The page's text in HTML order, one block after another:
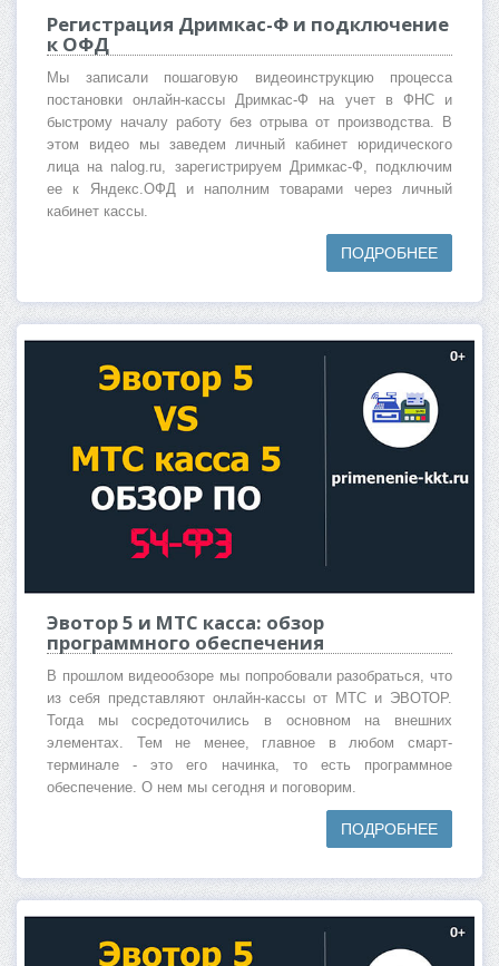
Регистрация Дримкас-Ф и подключение
к ОФД
Мы записали пошаговую видеоинструкцию процесса
постановки онлайн-кассы Дримкас-Ф на учет в ФНС и
быстрому началу работу без отрыва от производства. В
этом видео мы заведем личный кабинет юридического
лица на nalog.ru, зарегистрируем Дримкас-Ф, подключим
ее к Яндекс.ОФД и наполним товарами через личный
кабинет кассы.
ПОДРОБНЕЕ
Эвотор 5 и МТС касса: обзор
программного обеспечения
В прошлом видеообзоре мы попробовали разобраться, что
из себя представляют онлайн-кассы от МТС и ЭВОТОР.
Тогда мы сосредоточились в основном на внешних
элементах. Тем не менее, главное в любом смарт-
терминале - это его начинка, то есть программное
обеспечение. О нем мы сегодня и поговорим.
ПОДРОБНЕЕ